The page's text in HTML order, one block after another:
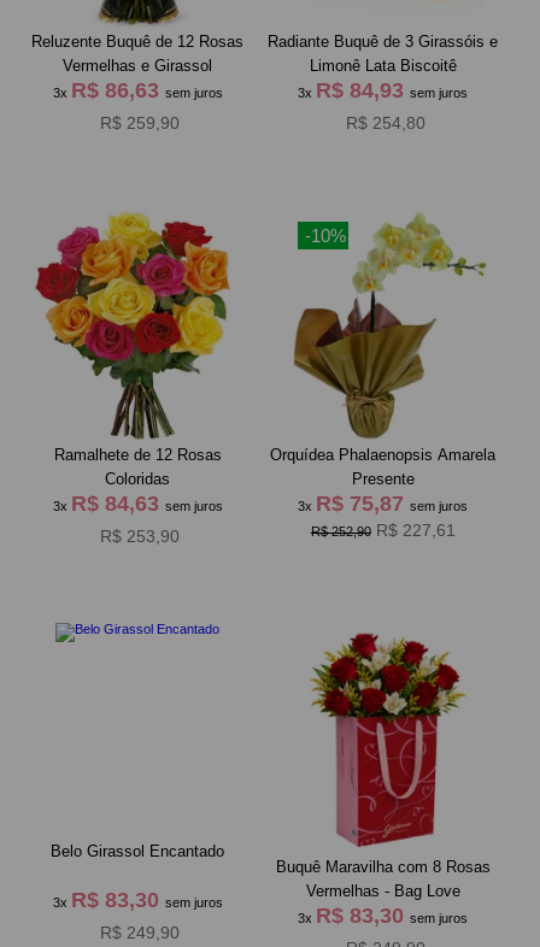
Reluzente Buquê de 12 Rosas
Vermelhas e Girassol
3x R$ 86,63 sem juros
R$ 259,90
Radiante Buquê de 3 Girassóis e
Limonê Lata Biscoitê
3x R$ 84,93sem juros
R$ 254,80
Ramalhete de 12 Rosas
Coloridas
3x R$ 84,63 sem juros
R$ 253,90
-10%
Orquídea Phalaenopsis Amarela
Presente
3x R$ 75,87sem juros
R$ 252,90 R$ 227,61
Belo Girassol Encantado
3x R$ 83,30 sem juros
R$ 249,90
Buquê Maravilha com 8 Rosas
Vermelhas - Bag Love
3x R$ 83,30sem juros